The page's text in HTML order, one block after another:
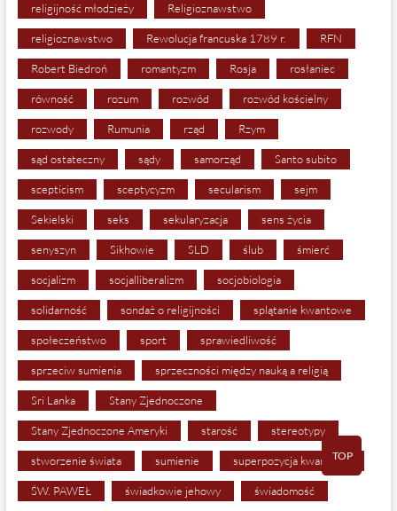
religijność młodzieży Religioznawstwo
religioznawstwo Rewolucja francuska 1789 r. RFN
Robert Biedroń romantyzm Rosja rosłaniec
równość rozum rozwód rozwód kościelny
rozwody Rumunia rząd Rzym
sąd ostateczny sądy samorząd Santo subito
scepticism sceptycyzm secularism sejm
Sekielski seks sekularyzacja sens życia
senyszyn Sikhowie SLD ślub śmierć
socjalizm socjalliberalizm socjobiologia
solidarność sondaż o religijności splątanie kwantowe
społeczeństwo sport sprawiedliwość
sprzeciw sumienia sprzeczności między nauką a religią
Sri Lanka Stany Zjednoczone
Stany Zjednoczone Ameryki starość stereotypy
stworzenie świata sumienie superpozycja kwantowa
ŚW. PAWEŁ świadkowie jehowy świadomość
TOP